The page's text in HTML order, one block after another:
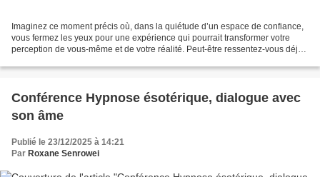
Imaginez ce moment précis où, dans la quiétude d’un espace de confiance,
vous fermez les yeux pour une expérience qui pourrait transformer votre
perception de vous-même et de votre réalité. Peut-être ressentez-vous déjà
Conférence Hypnose ésotérique, dialogue avec
son âme
Publié le 23/12/2025 à 14:21
Par Roxane Senrowei